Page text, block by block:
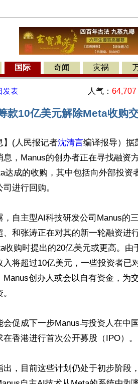
国际 奇闻 灾祸
发表 人气： 64,707
款10亿美元解除Meta收购
】(人民报记者沈清言编译报导）据
息，Manus的创办者正在寻找融资
达成的收购，其中包括向外部投资
进行回购。
，自主型AI科技研发公司Manus的
、和张涛正在对其的新一轮融资进
收购时提出的20亿美元或更高。由
入将超过10亿美元，一些投资者已
Manus创办人或会以自有资金，为
会促成下一步Manus与投资人在中
香港进行首次公开募股（IPO）。
出，目前这些计划仍处于初步阶段